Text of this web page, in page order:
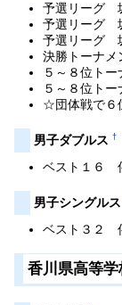
予選リーグ
予選リーグ
予選リーグ
決勝トーナ
５～８位ト
５～８位ト
☆団体戦で６
男子ダブルス†
ベスト１６
男子シングル
ベスト３２
香川県高等